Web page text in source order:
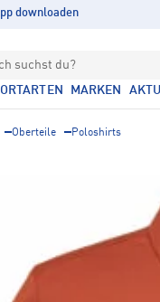
downloaden
suchst du?
MARKEN
Oberteile Poloshirts